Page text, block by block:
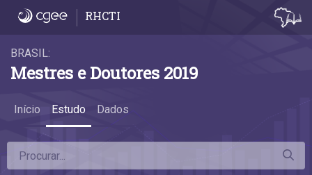
6.4 Remuneração por grande área do
RHCTI
BRASIL:
Mestres e Doutores 2019
Início Estudo Dados